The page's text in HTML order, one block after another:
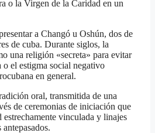
o la Virgen de la Caridad en un
a Changó u Oshún, dos de
de cuba. Durante siglos, la
una religión «secreta» para evitar
el estigma social negativo
en general.
oral, transmitida de una
de ceremonias de iniciación que
estrechamente vinculada y linajes